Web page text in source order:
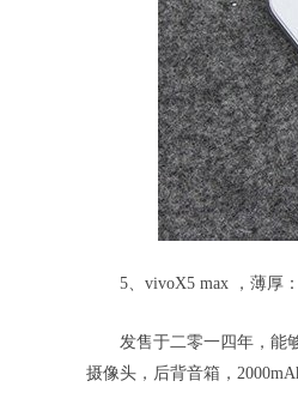
5、vivoX5 max ，薄厚
发售于二零一四年，能
摄像头，后背音箱，